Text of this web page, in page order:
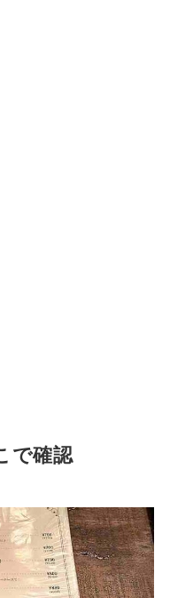
で確認